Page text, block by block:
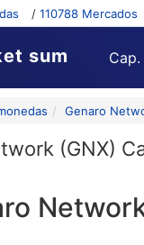
/ 110788 Mercados
sum
Genaro
(GNX)